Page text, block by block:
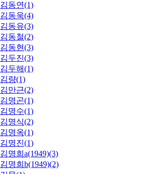
김동연(1)
김동욱(4)
김동유(3)
김동철(2)
김동현(3)
김두진(3)
김두해(1)
김량(1)
김만근(2)
김명곤(1)
김명수(1)
김명식(2)
김명옥(1)
김명진(1)
김명희a(1949)(3)
김명희b(1949)(2)